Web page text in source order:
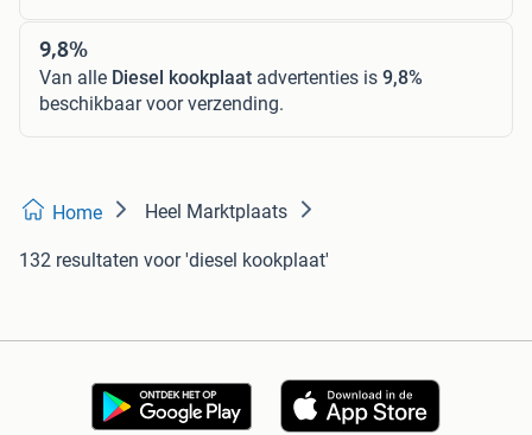
9,8%
Van alle Diesel kookplaat advertenties is 9,8%
beschikbaar voor verzending.
Home Heel Marktplaats
132 resultaten voor 'diesel kookplaat'